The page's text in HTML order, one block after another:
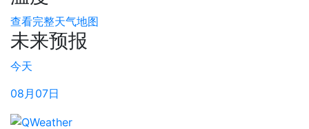
查看完整天气地图
未来预报
今天
08月07日